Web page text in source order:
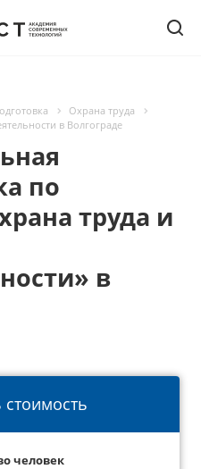
Охрана труда
в Волгограде
по
труда и
в
стоимость
человек